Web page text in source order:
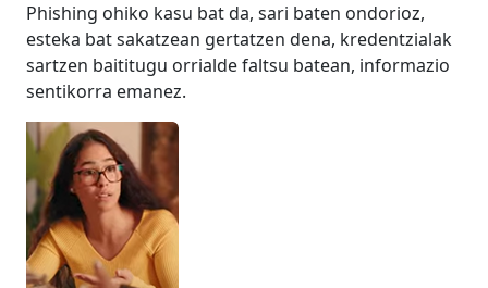
Phishing ohiko kasu bat da, sari baten ondorioz,
esteka bat sakatzean gertatzen dena, kredentzialak
sartzen baititugu orrialde faltsu batean, informazio
sentikorra emanez.